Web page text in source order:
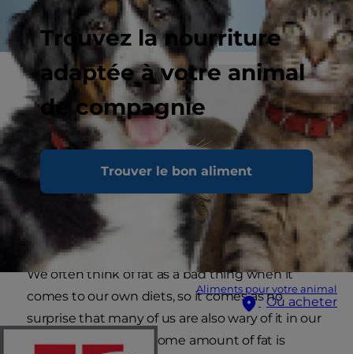
Trouvez la nourriture
adaptée à votre animal
de compagnie
Trouver le bon aliment
Aliments pour votre animal
Où acheter
We often think of fat as a bad thing when it
comes to our own diets, so it comes as no
surprise that many of us are also wary of it in our
cats’ food. However, some amount of fat is